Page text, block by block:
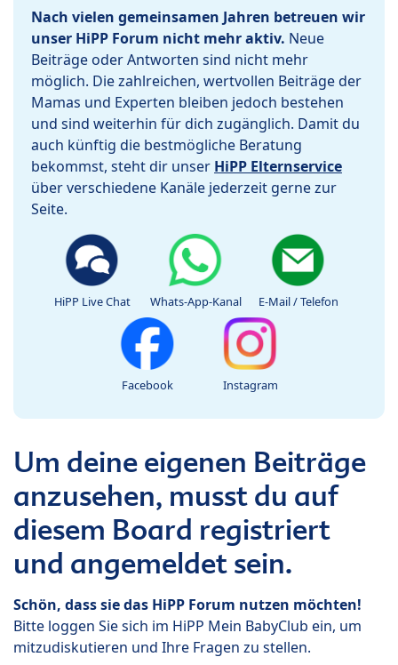
Nach vielen gemeinsamen Jahren betreuen wir
unser HiPP Forum nicht mehr aktiv. Neue
Beiträge oder Antworten sind nicht mehr
möglich. Die zahlreichen, wertvollen Beiträge der
Mamas und Experten bleiben jedoch bestehen
und sind weiterhin für dich zugänglich. Damit du
auch künftig die bestmögliche Beratung
bekommst, steht dir unser HiPP Elternservice
über verschiedene Kanäle jederzeit gerne zur
Seite.
HiPP Live Chat Whats-App-Kanal E-Mail / Telefon
Facebook Instagram
Um deine eigenen Beiträge
anzusehen, musst du auf
diesem Board registriert
und angemeldet sein.
Schön, dass sie das HiPP Forum nutzen möchten!
Bitte loggen Sie sich im HiPP Mein BabyClub ein, um
mitzudiskutieren und Ihre Fragen zu stellen.